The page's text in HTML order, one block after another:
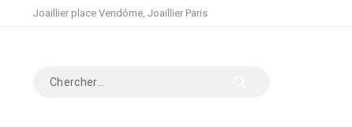
Joaillier place Vendôme, Joaillier Paris